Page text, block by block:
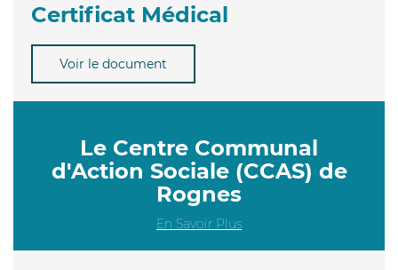
Certificat Médical
Voir le document
Le Centre Communal
d'Action Sociale (CCAS) de
Rognes
En Savoir Plus